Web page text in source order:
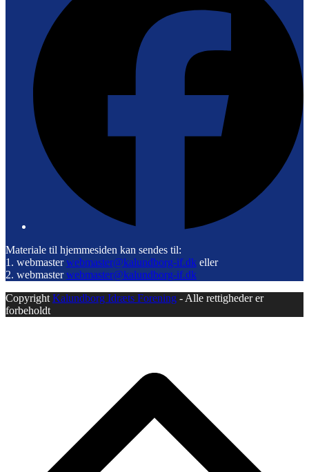
Materiale til hjemmesiden kan sendes til:
1. webmasterwebmaster@kalundborg-if.dk eller
2. webmasterwebmaster@kalundborg-if.dk
Copyright Kalundborg Idræts Forening - Alle rettigheder er
forbeholdt